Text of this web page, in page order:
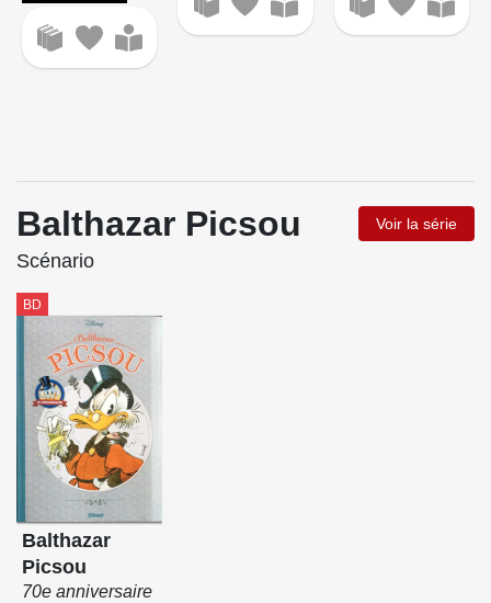
Balthazar Picsou Voir la série
Scénario
BD
Balthazar
Picsou
70e anniversaire